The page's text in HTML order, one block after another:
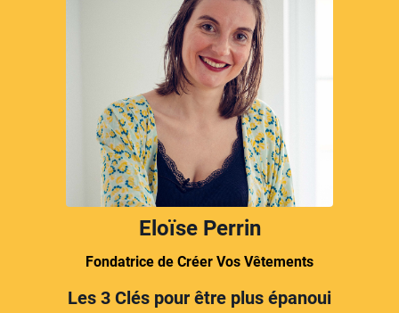
Eloïse Perrin
Fondatrice de Créer Vos Vêtements
Les 3 Clés pour être plus épanoui